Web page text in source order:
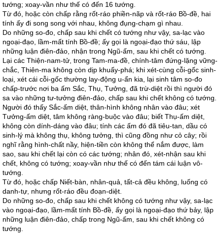
tướng; xoay-vần như thế có đến 16 tướng.
Từ đó, hoặc còn chấp rằng rốt-ráo phiền-nãp và rốt-ráo Bồ-đề, hai
tính ấy đi song song với nhau, không đụng-chạm gì nhau.
Do những so-đo, chấp sau khi chết có tướng như vậy, sa-lạc vào
ngoại-đạo, lầm-mất tính Bồ-đề; ấy gọi là ngoại-đạo thứ sáu, lập
những luận điên-đảo, nhận trong Ngũ-ấm, sau khi chết có tướng.
Lại các Thiện-nam-tử, trong Tam-ma-đề, chính-tâm đứng-lặng vững-
chắc, Thiên-ma không còn dịp khuấy-phá; khi xét-cùng cỗi-gốc sinh-
loại, xét cái cỗi-gốc thường lay-động u-ẩn kia, lại sinh tâm so-đo
chấp-trước nơi ba ấm Sắc, Thụ, Tưởng, đã trừ-diệt rồi thì người đó
sa vào những tư-tưởng điên-đảo, chấp sau khi chết không có tướng.
Người đó thấy Sắc-ấm diệt, thân-hình không nhân vào đâu; xét
Tưởng-ấm diệt, tâm không ràng-buộc vào đâu; biết Thụ-ấm diệt,
không còn dính-dáng vào đâu; tính các ấm đó đã tiêu-tan, dầu có
sinh-lý mà không thụ, không tưởng, thì cũng đồng như cỏ cây; rồi
nghĩ rằng hình-chất nầy, hiện-tiền còn không thể nắm được, làm
sao, sau khi chết lại còn có các tướng; nhân đó, xét-nhận sau khi
chết, không có tướng; xoay-vần như thế có đến tám cái luận vô-
tướng.
Từ đó, hoặc chấp Niết-bàn, nhân-quả, tất-cả đều không, luống có
danh-tự, nhưng rốt-ráo đều đoạn-diệt.
Do những so-đo, chấp sau khi chết không có tướng như vậy, sa-lạc
vào ngoại-đạo, lầm-mất tính Bồ-đề, ấy gọi là ngoại-đạo thứ bảy, lập
những luận điên-đảo, chấp trong Ngũ-ấm, sau khi chết không có
tướng.